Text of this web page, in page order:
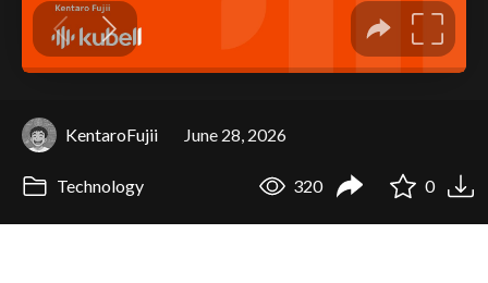
KentaroFujii June 28, 2026
Technology 320 0